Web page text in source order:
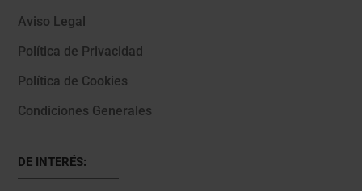
Aviso Legal
Política de Privacidad
Política de Cookies
Condiciones Generales
DE INTERÉS: